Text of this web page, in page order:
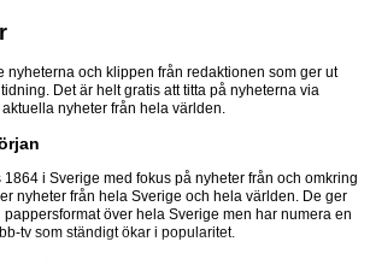
nyheterna och klippen från redaktionen som ger ut
Det är helt gratis att titta på nyheterna via
nyheter från hela världen.
i Sverige med fokus på nyheter från och omkring
nyheter från hela Sverige och hela världen. De ger
över hela Sverige men har numera en
tv som ständigt ökar i popularitet.